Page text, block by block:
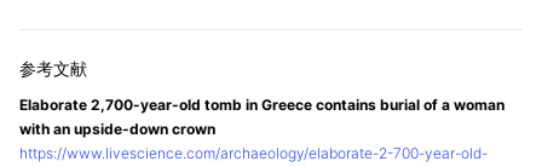
Elaborate 2,700-year-old tomb in Greece contains burial of a woman
with an upside-down crown
https://www.livescience.com/archaeology/elaborate-2-700-year-old-